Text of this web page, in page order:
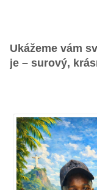
Ukážeme vám
je – surový,